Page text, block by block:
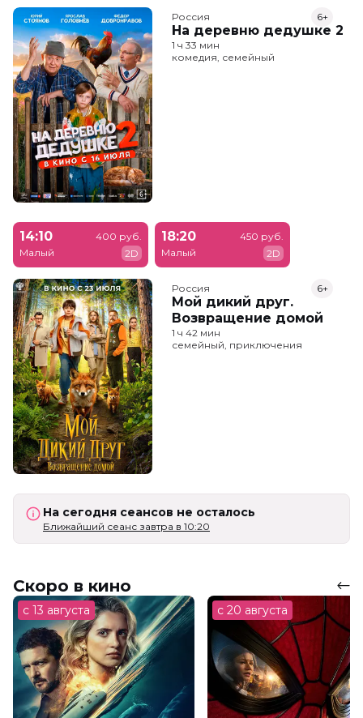
Россия
На деревню дедушке 2
6+
1 ч 33 мин
комедия, семейный
14:10
Малый
400 руб.
2D
18:20
Малый
450 руб.
2D
Россия
Мой дикий друг.
Возвращение домой
6+
1 ч 42 мин
семейный, приключения
На сегодня сеансов не осталось
Ближайший сеанс завтра в 10:20
Скоро в кино
с 13 августа с 20 августа